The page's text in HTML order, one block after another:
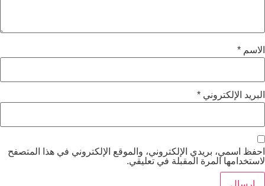
*
الإلكتروني *
اسمي، بريدي الإلكتروني، والموقع الإلكتروني في هذا المتصفح
المرة المقبلة في تعليقي.